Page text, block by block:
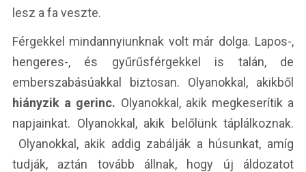
lesz a fa veszte.
Férgekkel mindannyiunknak volt már dolga. Lapos-,
hengeres-, és gyűrűsférgekkel is talán, de
emberszabásúakkal biztosan. Olyanokkal, akikből
hiányzik a gerinc. Olyanokkal, akik megkeserítik a
napjainkat. Olyanokkal, akik belőlünk táplálkoznak.
Olyanokkal, akik addig zabálják a húsunkat, amíg
tudják, aztán tovább állnak, hogy új áldozatot